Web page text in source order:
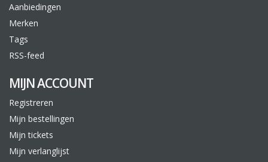
Aanbiedingen
Merken
Tags
RSS-feed
MIJN ACCOUNT
Registreren
Mijn bestellingen
Mijn tickets
Mijn verlanglijst